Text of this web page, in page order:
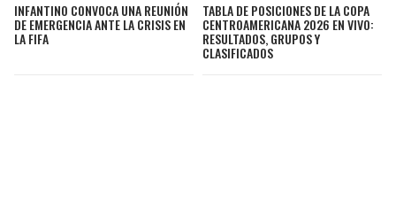
INFANTINO CONVOCA UNA REUNIÓN
DE EMERGENCIA ANTE LA CRISIS EN
LA FIFA
TABLA DE POSICIONES DE LA COPA
CENTROAMERICANA 2026 EN VIVO:
RESULTADOS, GRUPOS Y
CLASIFICADOS